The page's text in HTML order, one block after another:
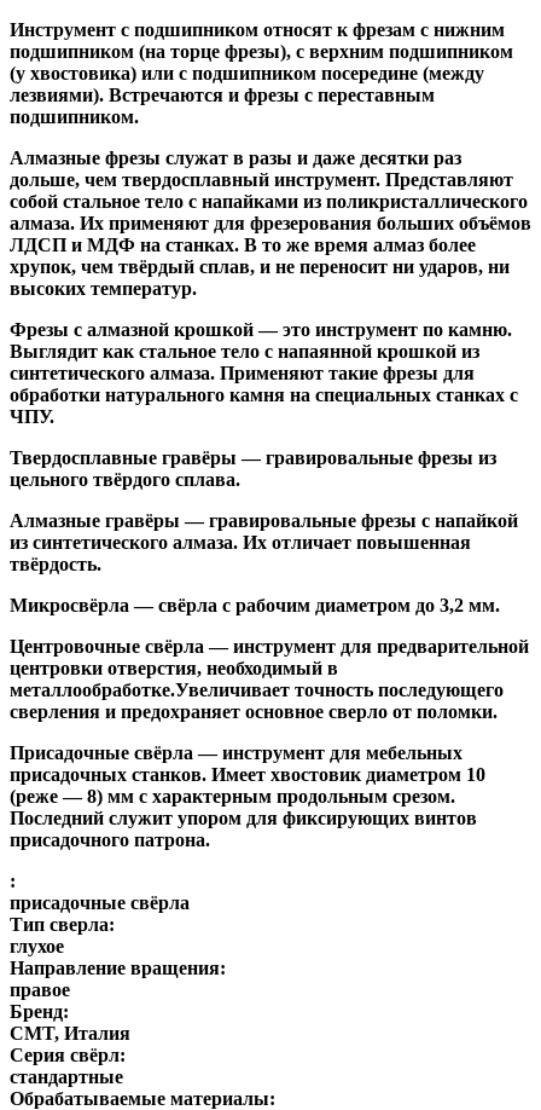
Инструмент с подшипником относят к фрезам с нижним
подшипником (на торце фрезы), с верхним подшипником
(у хвостовика) или с подшипником посередине (между
лезвиями). Встречаются и фрезы с переставным
подшипником.
Алмазные фрезы служат в разы и даже десятки раз
дольше, чем твердосплавный инструмент. Представляют
собой стальное тело с напайками из поликристаллического
алмаза. Их применяют для фрезерования больших объёмов
ЛДСП и МДФ на станках. В то же время алмаз более
хрупок, чем твёрдый сплав, и не переносит ни ударов, ни
высоких температур.
Фрезы с алмазной крошкой— это инструмент по камню.
Выглядит как стальное тело с напаянной крошкой из
синтетического алмаза. Применяют такие фрезы для
обработки натурального камня на специальных станках с
ЧПУ.
Твердосплавные гравёры — гравировальные фрезы из
цельного твёрдого сплава.
Алмазные гравёры — гравировальные фрезы с напайкой
из синтетического алмаза. Их отличает повышенная
твёрдость.
Микросвёрла — свёрла с рабочим диаметром до 3,2 мм.
Центровочные свёрла — инструмент для предварительной
центровки отверстия, необходимый в
металлообработке.Увеличивает точность последующего
сверления и предохраняет основное сверло от поломки.
Присадочные свёрла — инструмент для мебельных
присадочных станков. Имеет хвостовик диаметром 10
(реже — 8) мм с характерным продольным срезом.
Последний служит упором для фиксирующих винтов
присадочного патрона.
:
присадочные свёрла
Тип сверла:
глухое
Направление вращения:
правое
Бренд:
CMT, Италия
Серия свёрл:
стандартные
Обрабатываемые материалы: